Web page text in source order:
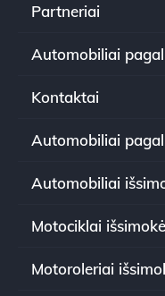
Partneriai
Automobiliai
Kontaktai
Automobiliai
Automobiliai
Motociklai
Motoroleriai